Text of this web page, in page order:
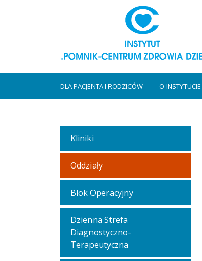
DLA PACJENTA I RODZICÓW O INSTYTUCIE
Kliniki
Oddziały
Blok Operacyjny
Dzienna Strefa
Diagnostyczno-
Terapeutyczna